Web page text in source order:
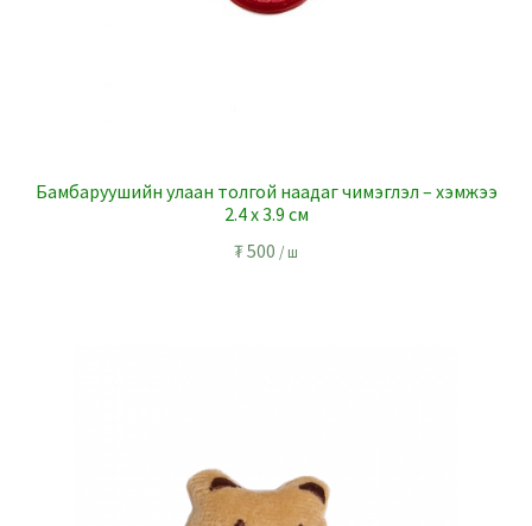
Бамбаруушийн улаан толгой наадаг чимэглэл – хэмжээ
2.4 x 3.9 см
₮500 / ш